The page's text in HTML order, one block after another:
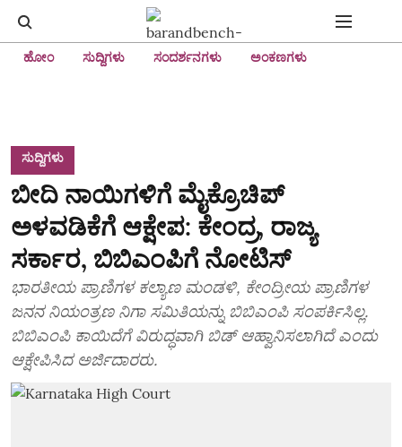
ಹೋಂ ಸುದ್ದಿಗಳು ಸಂದರ್ಶನಗಳು ಅಂಕಣಗಳು
ಸುದ್ದಿಗಳು
ಬೀದಿ ನಾಯಿಗಳಿಗೆ ಮೈಕ್ರೊಚಿಪ್‌
ಅಳವಡಿಕೆಗೆ ಆಕ್ಷೇಪ: ಕೇಂದ್ರ, ರಾಜ್ಯ
ಸರ್ಕಾರ, ಬಿಬಿಎಂಪಿಗೆ ನೋಟಿಸ್‌
ಭಾರತೀಯ ಪ್ರಾಣಿಗಳ ಕಲ್ಯಾಣ ಮಂಡಳಿ, ಕೇಂದ್ರೀಯ ಪ್ರಾಣಿಗಳ
ಜನನ ನಿಯಂತ್ರಣ ನಿಗಾ ಸಮಿತಿಯನ್ನು ಬಿಬಿಎಂಪಿ ಸಂಪರ್ಕಿಸಿಲ್ಲ.
ಬಿಬಿಎಂಪಿ ಕಾಯಿದೆಗೆ ವಿರುದ್ಧವಾಗಿ ಬಿಡ್‌ ಆಹ್ವಾನಿಸಲಾಗಿದೆ ಎಂದು
ಆಕ್ಷೇಪಿಸಿದ ಅರ್ಜಿದಾರರು.